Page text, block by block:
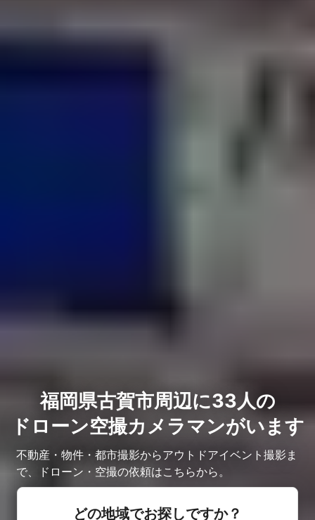
福岡県古賀市周辺に33人の
ドローン空撮カメラマンがいます
不動産・物件・都市撮影からアウトドアイベント撮影ま
で、ドローン・空撮の依頼はこちらから。
どの地域でお探しですか？